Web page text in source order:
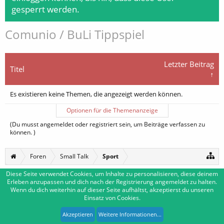
gesperrt werden.
Comunio / BuLi Tippspiel
Titel
Letzter Beitrag
↑
Es existieren keine Themen, die angezeigt werden können.
Optionen für die Themenanzeige
(Du musst angemeldet oder registriert sein, um Beiträge verfassen zu
können. )
Foren Small Talk Sport
Deutsch [Du] Kontakt
Impressum Nutzungsbedingungen
Forum software by XenForo™|Media embeds by s9e-Deutsch von xenDach
XenForo style by Pixel Exit
Diese Seite verwendet Cookies, um Inhalte zu personalisieren, diese deinem
Erleben anzupassen und dich nach der Registrierung angemeldet zu halten.
Wenn du dich weiterhin auf dieser Seite aufhältst, akzeptierst du unseren
Einsatz von Cookies.
Akzeptieren Weitere Informationen...